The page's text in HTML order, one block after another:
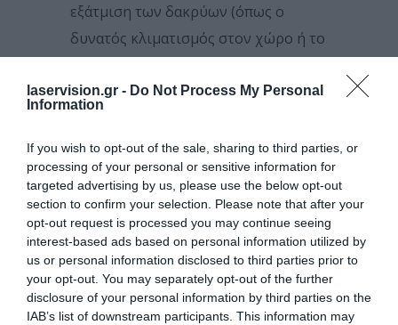
laservision.gr - Do Not Process My Personal
Information
If you wish to opt-out of the sale, sharing to third parties, or
processing of your personal or sensitive information for
targeted advertising by us, please use the below opt-out
section to confirm your selection. Please note that after your
opt-out request is processed you may continue seeing
interest-based ads based on personal information utilized by
us or personal information disclosed to third parties prior to
your opt-out. You may separately opt-out of the further
disclosure of your personal information by third parties on the
IAB’s list of downstream participants. This information may
εξάτμιση των δακρύων (όπως ο
δυνατός κλιματισμός στον χώρο ή το
ανεμιστήρα) είναι μερικοί από
φαίνεται πως πρέπει να προστεθούν
και οι μάσκες προσώπου, όταν δεν
τοποθετούνται σωστά και αφήνουν τα
μάτια εκτεθειμένα στην αναπνοή μας”.
Πόσο πιθανό είναι όμως να συμβεί
αυτό; Την απάντηση έχουν όσοι
φορούν γυαλιά, οι οποίοι συχνά τα